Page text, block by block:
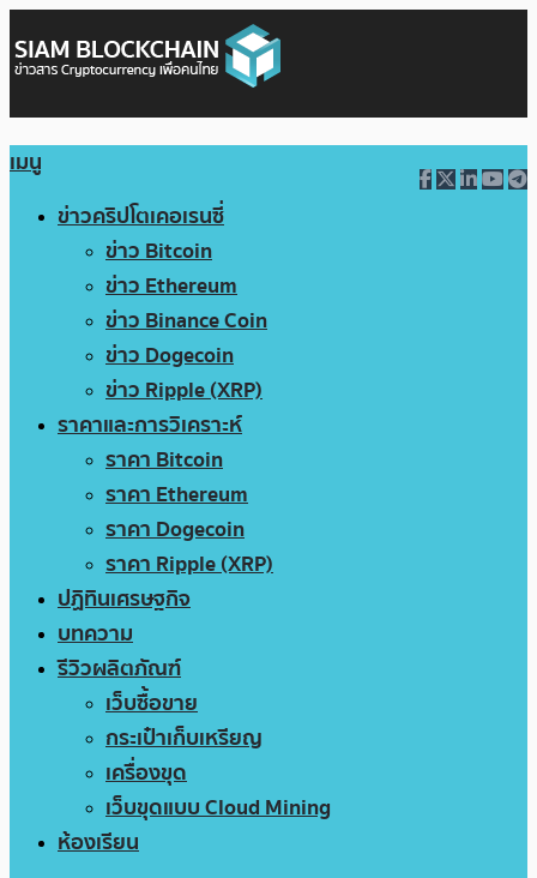
เมนู
ข่าวคริปโตเคอเรนซี่
ข่าว Bitcoin
ข่าว Ethereum
ข่าว Binance Coin
ข่าว Dogecoin
ข่าว Ripple (XRP)
ราคาและการวิเคราะห์
ราคา Bitcoin
ราคา Ethereum
ราคา Dogecoin
ราคา Ripple (XRP)
ปฏิทินเศรษฐกิจ
บทความ
รีวิวผลิตภัณฑ์
เว็บซื้อขาย
กระเป๋าเก็บเหรียญ
เครื่องขุด
เว็บขุดแบบ Cloud Mining
ห้องเรียน